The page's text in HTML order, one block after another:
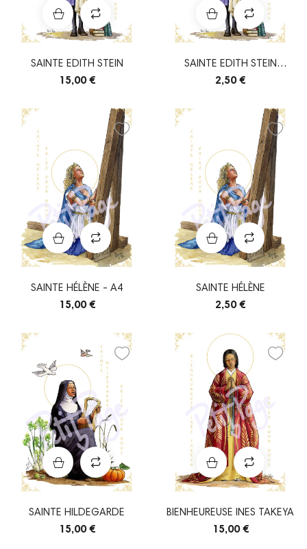
SAINTE EDITH STEIN
15,00 €
SAINTE EDITH STEIN
(THÉRÈSE BÉNÉDICTE...
2,50 €
SAINTE HÉLÈNE - A4
15,00 €
SAINTE HÉLÈNE
2,50 €
SAINTE HILDEGARDE
15,00 €
BIENHEUREUSE INES TAKEYA
15,00 €